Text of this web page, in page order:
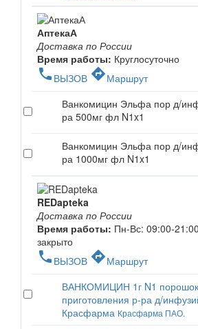
АптекаА
Доставка по России
Время работы: Круглосуточно
phone ВЫЗОВ directionsМаршрут
Ванкомицин Эльфа пор д/
ра 500мг фл N1x1
Ванкомицин Эльфа пор д/
ра 1000мг фл N1x1
REDapteka
Доставка по России
Время работы: Пн-Вс: 09:00-21:00
закрыто
phone ВЫЗОВ directionsМаршрут
ВАНКОМИЦИН 1г N1
приготовления р-ра д/
Красфарма Красфарма ПАО.